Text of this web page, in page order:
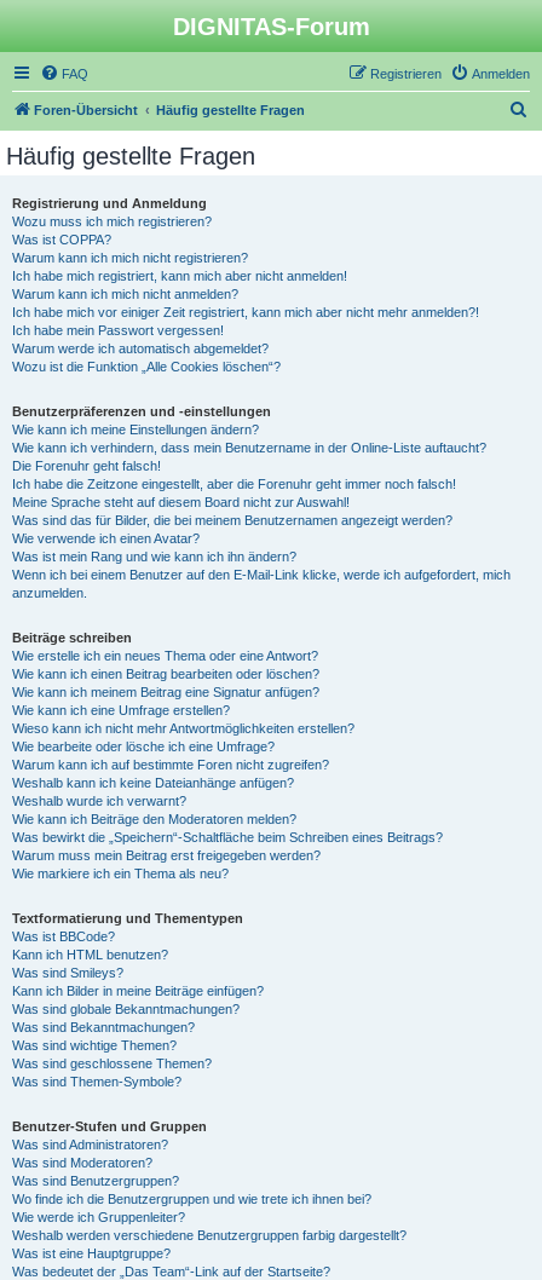
DIGNITAS-Forum
FAQ Anmelden
Registrieren
Foren-Übersicht Häufig gestellte Fragen
Häufig gestellte Fragen
Registrierung und Anmeldung
Wozu muss ich mich registrieren?
Was ist COPPA?
Warum kann ich mich nicht registrieren?
Ich habe mich registriert, kann mich aber nicht anmelden!
Warum kann ich mich nicht anmelden?
Ich habe mich vor einiger Zeit registriert, kann mich aber nicht mehr anmelden?!
Ich habe mein Passwort vergessen!
Warum werde ich automatisch abgemeldet?
Wozu ist die Funktion „Alle Cookies löschen“?
Benutzerpräferenzen und -einstellungen
Wie kann ich meine Einstellungen ändern?
Wie kann ich verhindern, dass mein Benutzername in der Online-Liste auftaucht?
Die Forenuhr geht falsch!
Ich habe die Zeitzone eingestellt, aber die Forenuhr geht immer noch falsch!
Meine Sprache steht auf diesem Board nicht zur Auswahl!
Was sind das für Bilder, die bei meinem Benutzernamen angezeigt werden?
Wie verwende ich einen Avatar?
Was ist mein Rang und wie kann ich ihn ändern?
Wenn ich bei einem Benutzer auf den E-Mail-Link klicke, werde ich aufgefordert, mich
anzumelden.
Beiträge schreiben
Wie erstelle ich ein neues Thema oder eine Antwort?
Wie kann ich einen Beitrag bearbeiten oder löschen?
Wie kann ich meinem Beitrag eine Signatur anfügen?
Wie kann ich eine Umfrage erstellen?
Wieso kann ich nicht mehr Antwortmöglichkeiten erstellen?
Wie bearbeite oder lösche ich eine Umfrage?
Warum kann ich auf bestimmte Foren nicht zugreifen?
Weshalb kann ich keine Dateianhänge anfügen?
Weshalb wurde ich verwarnt?
Wie kann ich Beiträge den Moderatoren melden?
Was bewirkt die „Speichern“-Schaltfläche beim Schreiben eines Beitrags?
Warum muss mein Beitrag erst freigegeben werden?
Wie markiere ich ein Thema als neu?
Textformatierung und Thementypen
Was ist BBCode?
Kann ich HTML benutzen?
Was sind Smileys?
Kann ich Bilder in meine Beiträge einfügen?
Was sind globale Bekanntmachungen?
Was sind Bekanntmachungen?
Was sind wichtige Themen?
Was sind geschlossene Themen?
Was sind Themen-Symbole?
Benutzer-Stufen und Gruppen
Was sind Administratoren?
Was sind Moderatoren?
Was sind Benutzergruppen?
Wo finde ich die Benutzergruppen und wie trete ich ihnen bei?
Wie werde ich Gruppenleiter?
Weshalb werden verschiedene Benutzergruppen farbig dargestellt?
Was ist eine Hauptgruppe?
Was bedeutet der „Das Team“-Link auf der Startseite?